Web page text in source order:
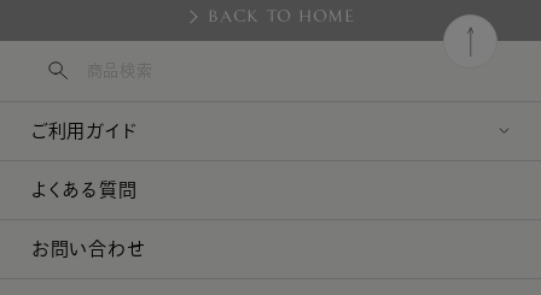
BACK TO HOME
ご利用ガイド
よくある質問
お問い合わせ